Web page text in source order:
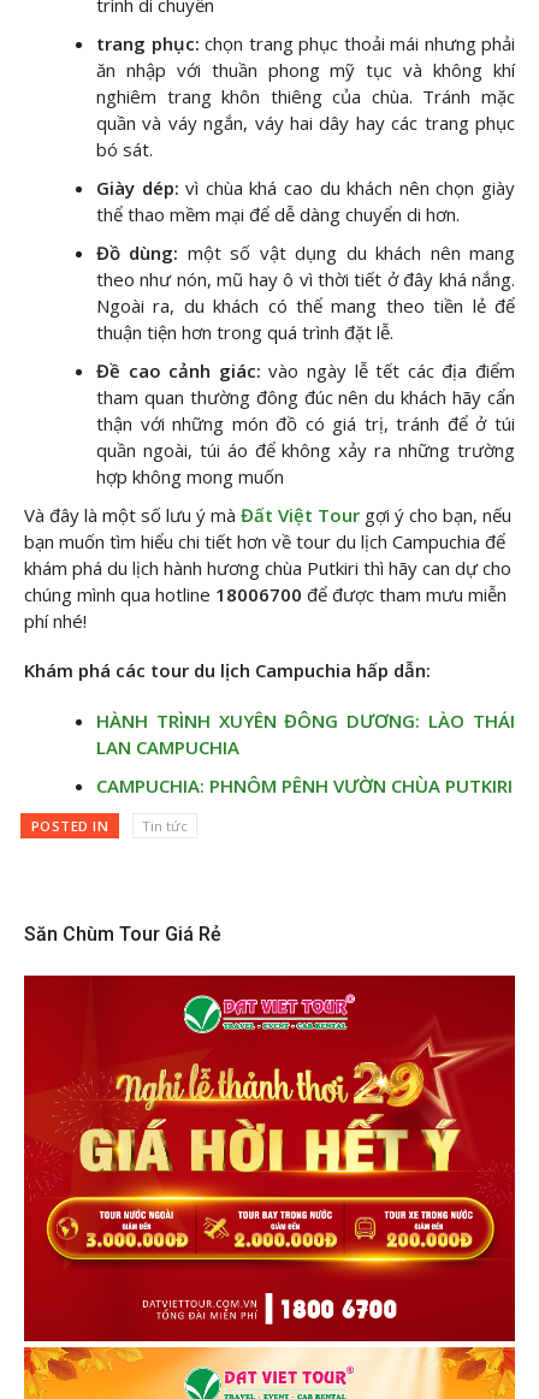
trang phục: chọn trang phục thoải mái nhưng phải
ăn nhập với thuần phong mỹ tục và không khí
nghiêm trang khôn thiêng của chùa. Tránh mặc
quần và váy ngắn, váy hai dây hay các trang phục
bó sát.
Giày dép: vì chùa khá cao du khách nên chọn giày
thể thao mềm mại để dễ dàng chuyển di hơn.
Đồ dùng: một số vật dụng du khách nên mang
theo như nón, mũ hay ô vì thời tiết ở đây khá nắng.
Ngoài ra, du khách có thể mang theo tiền lẻ để
thuận tiện hơn trong quá trình đặt lễ.
Đề cao cảnh giác: vào ngày lễ tết các địa điểm
tham quan thường đông đúc nên du khách hãy cẩn
thận với những món đồ có giá trị, tránh để ở túi
quần ngoài, túi áo để không xảy ra những trường
hợp không mong muốn
Và đây là một số lưu ý mà Đất Việt Tour gợi ý cho bạn, nếu
bạn muốn tìm hiểu chi tiết hơn về tour du lịch Campuchia để
khám phá du lịch hành hương chùa Putkiri thì hãy can dự cho
chúng mình qua hotline 18006700 để được tham mưu miễn
phí nhé!
Khám phá các tour du lịch Campuchia hấp dẫn:
HÀNH TRÌNH XUYÊN ĐÔNG DƯƠNG: LÀO THÁI
LAN CAMPUCHIA
CAMPUCHIA: PHNÔM PÊNH VƯỜN CHÙA PUTKIRI
POSTED IN Tin tức
Săn Chùm Tour Giá Rẻ